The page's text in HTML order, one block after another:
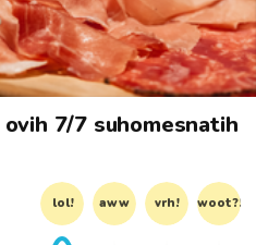
7/7 suhomesnatih
lol! aww vrh! woot?!